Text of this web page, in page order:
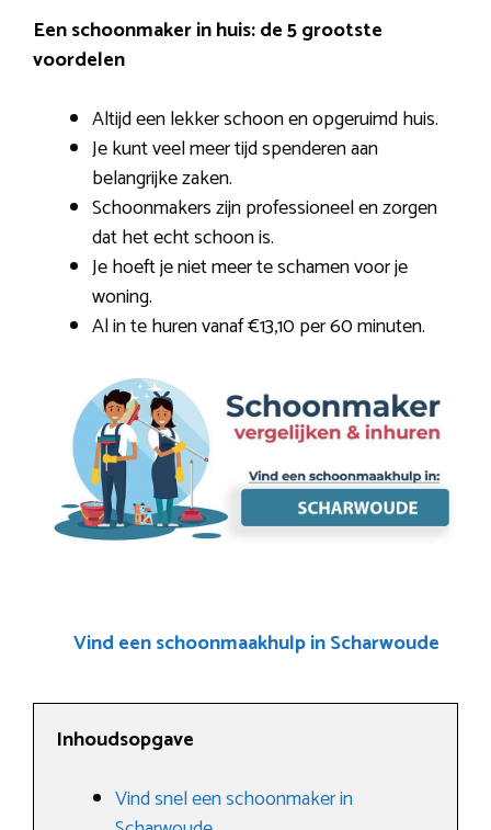
Een schoonmaker in huis: de 5 grootste
voordelen
Altijd een lekker schoon en opgeruimd huis.
Je kunt veel meer tijd spenderen aan
belangrijke zaken.
Schoonmakers zijn professioneel en zorgen
dat het echt schoon is.
Je hoeft je niet meer te schamen voor je
woning.
Al in te huren vanaf €13,10 per 60 minuten.
Vind een schoonmaakhulp in Scharwoude
Inhoudsopgave
Vind snel een schoonmaker in